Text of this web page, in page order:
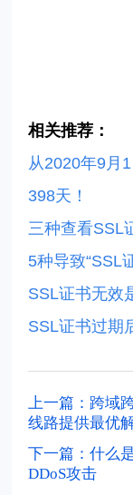
相关推荐：
从2020年9月
398天！
三种查看SSL
5种导致“SSL
SSL证书无效
SSL证书过期
上一篇：跨域
线路提供最优
下一篇：什么
DDoS攻击